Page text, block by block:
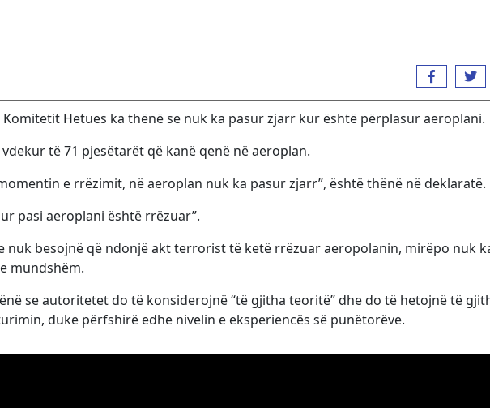
Hetues ka thënë se nuk ka pasur zjarr kur është përplasur aeroplani.
të 71 pjesëtarët që kanë qenë në aeroplan.
e rrëzimit, në aeroplan nuk ka pasur zjarr”, është thënë në deklaratë.
pasi aeroplani është rrëzuar”.
nuk besojnë që ndonjë akt terrorist të ketë rrëzuar aeropolanin, mirëpo nuk
mundshëm.
se autoritetet do të konsiderojnë “të gjitha teoritë” dhe do të hetojnë të
duke përfshirë edhe nivelin e eksperiencës së punëtorëve.